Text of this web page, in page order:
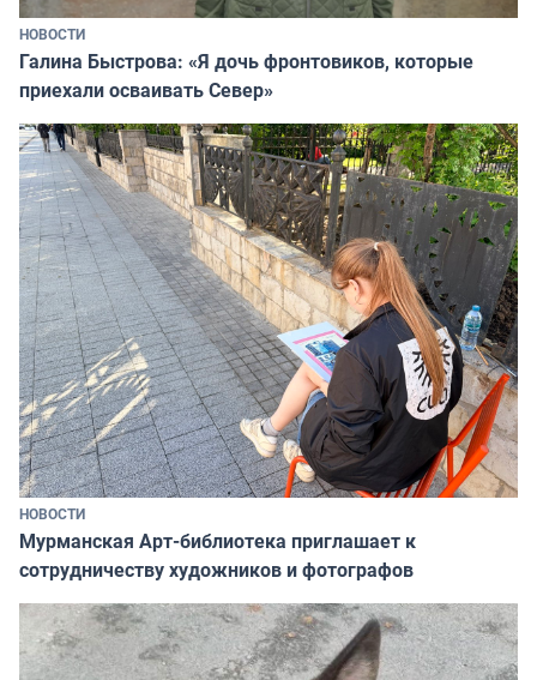
НОВОСТИ
Галина Быстрова: «Я дочь фронтовиков, которые
приехали осваивать Север»
НОВОСТИ
Мурманская Арт-библиотека приглашает к
сотрудничеству художников и фотографов